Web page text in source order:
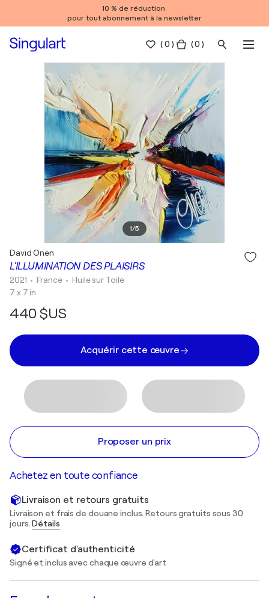
10 % de réduction
pour tout abonnement à la newsletter
(0 ) ( 0 )
1/5
L'ILLUMINATION DES PLAISIRS
David Onen
2021 • France • Huile sur Toile
7 x 7 in
440 $US
Acquérir cette œuvre
Proposer un prix
Achetez en toute confiance
Livraison et retours gratuits
Livraison et frais de douane inclus. Retours gratuits sous 30
jours.Détails
Certificat d'authenticité
Signé et inclus avec chaque œuvre d'art